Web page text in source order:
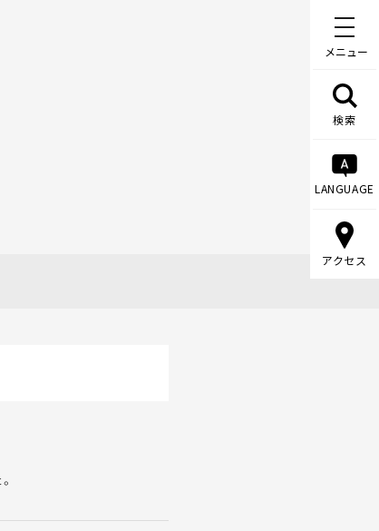
メニュー
検索
LANGUAGE
アクセス